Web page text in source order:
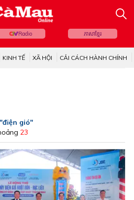
Radio ភាសាខ្មែរ
KINH TẾ XÃ HỘI CẢI CÁCH HÀNH CHÍNH
"điện gió"
23